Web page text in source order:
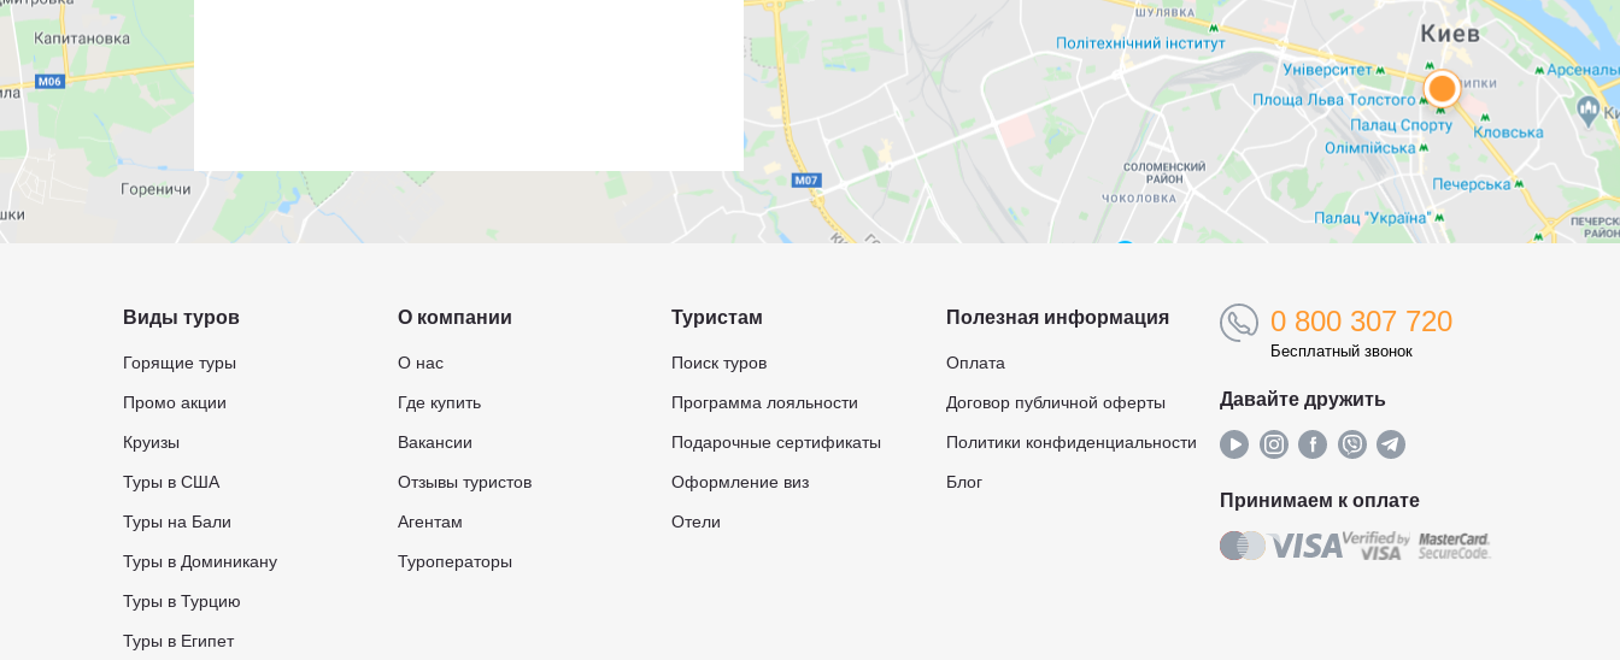
Виды туров
Горящие туры
Промо акции
Круизы
Туры в США
Туры на Бали
Туры в Доминикану
Туры в Турцию
Туры в Египет
О компании
О нас
Где купить
Вакансии
Отзывы туристов
Агентам
Туроператоры
Туристам
Поиск туров
Программа лояльности
Подарочные сертификаты
Оформление виз
Отели
Полезная информация
Оплата
Договор публичной оферты
Политики конфиденциальности
Блог
0 800 307 720
Бесплатный звонок
Давайте дружить
Принимаем к оплате